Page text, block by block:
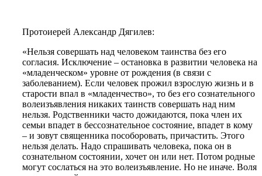
Протоиерей Александр Дягилев:
«Нельзя совершать над человеком таинства без его
согласия. Исключение – остановка в развитии человека на
«младенческом» уровне от рождения (в связи с
заболеванием). Если человек прожил взрослую жизнь и в
старости впал в «младенчество», то без его сознательного
волеизъявления никаких таинств совершать над ним
нельзя. Родственники часто дожидаются, пока член их
семьи впадет в бессознательное состояние, впадет в кому
– и зовут священника пособоровать, причастить. Этого
нельзя делать. Надо спрашивать человека, пока он в
сознательном состоянии, хочет он или нет. Потом родные
могут сослаться на это волеизъявление. Но не иначе. Воля